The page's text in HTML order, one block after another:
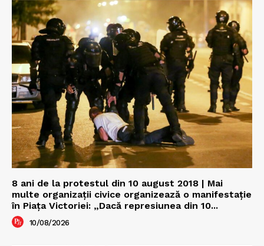
8 ani de la protestul din 10 august 2018 | Mai
multe organizații civice organizează o manifestație
în Piața Victoriei: „Dacă represiunea din 10...
10/08/2026